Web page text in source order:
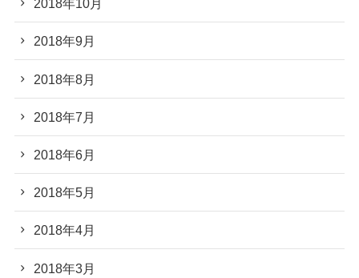
2018年10月
2018年9月
2018年8月
2018年7月
2018年6月
2018年5月
2018年4月
2018年3月